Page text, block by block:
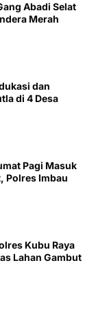
Abadi Selat
Merah
dan
di 4 Desa
Pagi Masuk
Polres Imbau
Kubu Raya
Lahan Gambut